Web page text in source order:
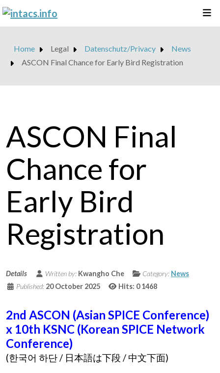
Home Legal Datenschutz/Privacy
News
ASCON Final Chance for Early Bird Registration
ASCON Final
Chance for
Early Bird
Registration
Details Written by: Kwangho Che Category: News
Published: 20 October 2025 Hits: 01468
2nd ASCON (Asian SPICE Conference)
x 10th KSNC (Korean SPICE Network
Conference)
(한국어 하단 / 日本語は下段 / 中文下面)